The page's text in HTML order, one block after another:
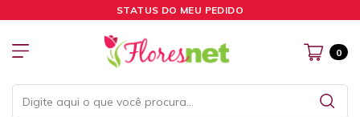
STATUS DO MEU PEDIDO
0